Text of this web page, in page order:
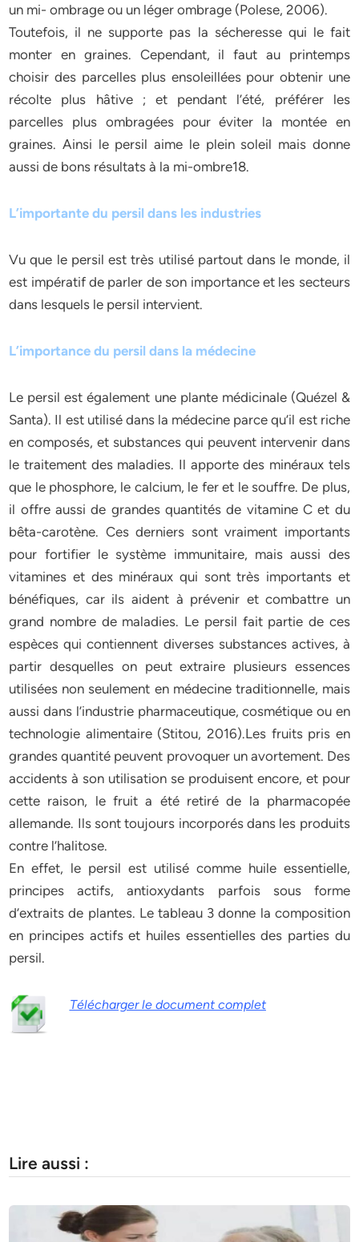
un mi- ombrage ou un léger ombrage (Polese, 2006).
Toutefois, il ne supporte pas la sécheresse qui le fait
monter en graines. Cependant, il faut au printemps
choisir des parcelles plus ensoleillées pour obtenir une
récolte plus hâtive ; et pendant l’été, préférer les
parcelles plus ombragées pour éviter la montée en
graines. Ainsi le persil aime le plein soleil mais donne
aussi de bons résultats à la mi-ombre18.
L’importante du persil dans les industries
Vu que le persil est très utilisé partout dans le monde, il
est impératif de parler de son importance et les secteurs
dans lesquels le persil intervient.
L’importance du persil dans la médecine
Le persil est également une plante médicinale (Quézel &
Santa). Il est utilisé dans la médecine parce qu’il est riche
en composés, et substances qui peuvent intervenir dans
le traitement des maladies. Il apporte des minéraux tels
que le phosphore, le calcium, le fer et le souffre. De plus,
il offre aussi de grandes quantités de vitamine C et du
bêta-carotène. Ces derniers sont vraiment importants
pour fortifier le système immunitaire, mais aussi des
vitamines et des minéraux qui sont très importants et
bénéfiques, car ils aident à prévenir et combattre un
grand nombre de maladies. Le persil fait partie de ces
espèces qui contiennent diverses substances actives, à
partir desquelles on peut extraire plusieurs essences
utilisées non seulement en médecine traditionnelle, mais
aussi dans l’industrie pharmaceutique, cosmétique ou en
technologie alimentaire (Stitou, 2016).Les fruits pris en
grandes quantité peuvent provoquer un avortement. Des
accidents à son utilisation se produisent encore, et pour
cette raison, le fruit a été retiré de la pharmacopée
allemande. Ils sont toujours incorporés dans les produits
contre l’halitose.
En effet, le persil est utilisé comme huile essentielle,
principes actifs, antioxydants parfois sous forme
d’extraits de plantes. Le tableau 3 donne la composition
en principes actifs et huiles essentielles des parties du
persil.
Télécharger le document complet
Lire aussi :